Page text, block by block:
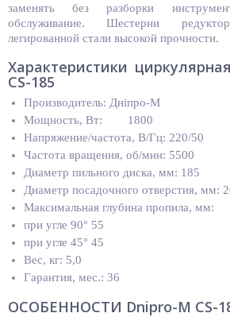
заменять без разборки
обслуживание. Шестерни
легированной стали высокой прочности.
Характеристики
CS-185
Производитель: Дніпро-М
Мощность, Вт: 1800
Напряжение/частота, В/Гц: 220/50
Частота вращения, об/мин: 5500
Диаметр пильного диска, мм: 185
Диаметр посадочного отверстия, мм:
Максимальная глубина пропила, мм:
при угле 90° 55
при угле 45° 45
Вес, кг: 5,0
Гарантия, мес.: 36
ОСОБЕННОСТИ Dnipro-M CS-